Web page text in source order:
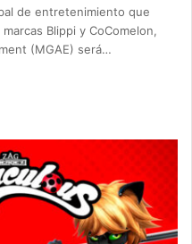
de entretenimiento que
Blippi y CoComelon,
(MGAE) será…